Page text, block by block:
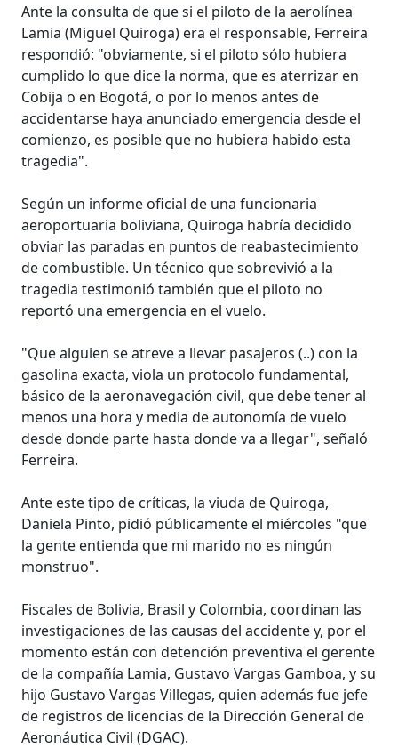
Ante la consulta de que si el piloto de la aerolínea
Lamia (Miguel Quiroga) era el responsable, Ferreira
respondió: "obviamente, si el piloto sólo hubiera
cumplido lo que dice la norma, que es aterrizar en
Cobija o en Bogotá, o por lo menos antes de
accidentarse haya anunciado emergencia desde el
comienzo, es posible que no hubiera habido esta
tragedia".
Según un informe oficial de una funcionaria
aeroportuaria boliviana, Quiroga habría decidido
obviar las paradas en puntos de reabastecimiento
de combustible. Un técnico que sobrevivió a la
tragedia testimonió también que el piloto no
reportó una emergencia en el vuelo.
"Que alguien se atreve a llevar pasajeros (..) con la
gasolina exacta, viola un protocolo fundamental,
básico de la aeronavegación civil, que debe tener al
menos una hora y media de autonomía de vuelo
desde donde parte hasta donde va a llegar", señaló
Ferreira.
Ante este tipo de críticas, la viuda de Quiroga,
Daniela Pinto, pidió públicamente el miércoles "que
la gente entienda que mi marido no es ningún
monstruo".
Fiscales de Bolivia, Brasil y Colombia, coordinan las
investigaciones de las causas del accidente y, por el
momento están con detención preventiva el gerente
de la compañía Lamia, Gustavo Vargas Gamboa, y su
hijo Gustavo Vargas Villegas, quien además fue jefe
de registros de licencias de la Dirección General de
Aeronáutica Civil (DGAC).